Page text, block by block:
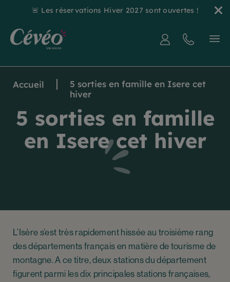
🚨 Les réservations Hiver 2027 sont ouvertes !
Accueil
5 sorties en famille en Isere cet
hiver
5 sorties en famille
en Isere cet hiver
L’Isère s’est très rapidement hissée au troisième rang
des départements français en matière de tourisme de
montagne. A ce titre, deux stations du département
figurent parmi les dix principales stations françaises,